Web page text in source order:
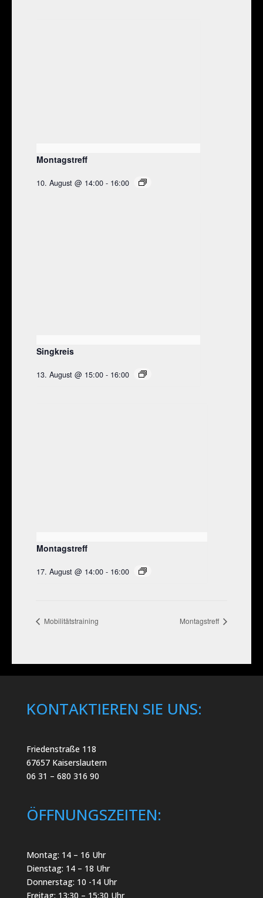
Montagstreff
10. August @ 14:00 - 16:00
Singkreis
13. August @ 15:00 - 16:00
Montagstreff
17. August @ 14:00 - 16:00
Mobilitätstraining Montagstreff
KONTAKTIEREN SIE UNS:
Friedenstraße 118
67657 Kaiserslautern
06 31 – 680 316 90
ÖFFNUNGSZEITEN:
Montag: 14 – 16 Uhr
Dienstag: 14 – 18 Uhr
Donnerstag: 10 -14 Uhr
Freitag: 13:30 – 15:30 Uhr